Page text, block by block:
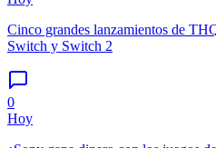
Cinco grandes lanzamientos de
Switch y Switch 2
0
Hoy